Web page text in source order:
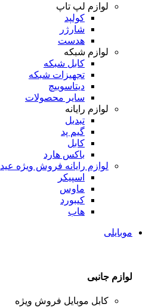
لوازم لپ تاپ
کولپد
شارژر
هدست
لوازم شبکه
کابل شبکه
تجهیزات شبکه
دیتاسوییچ
سایر محصولات
لوازم رایانه
تبدیل
گیم پد
کابل
باکس هارد
لوازم رایانه فروش ویژه عید
اسپیکر
ماوس
کیبورد
هاب
موبایلی
لوازم جانبی
کابل موبایل فروش ویژه